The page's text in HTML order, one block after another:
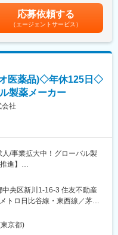
善や開発についても営業の立
てる職務です。
習を通じて、入社後に十分、
でご安心ください。
担当いただきます。各拠点
等で、月1回程度の休日出勤が
でき、振替休日を取得して
名（男性7名 女性2名）
＊ 企 業 紹 介 ＊＊＊＊
加算賞与の制度があり、年収
務所内勤時の残業代は別途支
、選考を通じて上下する可
当を含めた表記です。
応募依頼する
（エージェントサービス）
オ医薬品)◇年休125日◇
製薬メーカー
社
/事業拡大中！グローバル製
進】
ヘルスケアグループの日本法
ます。
製品の新規口座開設ならびに
中央区新川1-16-3 住友不動産
トロ日比谷線・東西線／茅場
場所あり＜勤務地詳細2＞全国
面禁煙変更の範囲：会社の定
京都)